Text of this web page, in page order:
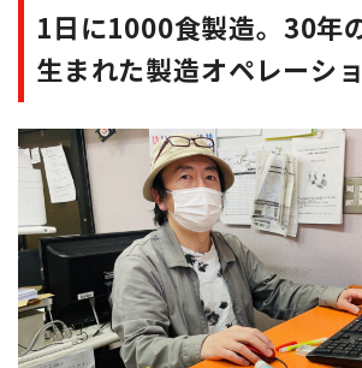
1日に1000食製造。30年
生まれた製造オペレーシ